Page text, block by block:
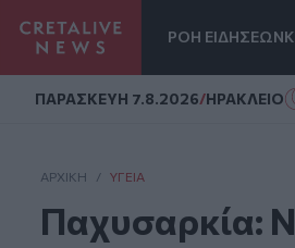
ΡΟΗ ΕΙΔΗΣΕΩΝ
ΠΑΡΑΣΚΕΥΗ 7.8.2026/ΗΡΑΚΛΕΙΟ
ΑΡΧΙΚΗ / ΥΓΕΊΑ
Παχυσαρκία: